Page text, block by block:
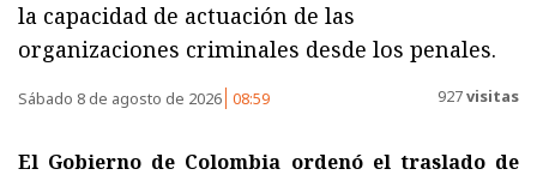
la capacidad de actuación de las
organizaciones criminales desde los penales.
Sábado 8 de agosto de 2026 08:59 927visitas
El Gobierno de Colombia ordenó el traslado de